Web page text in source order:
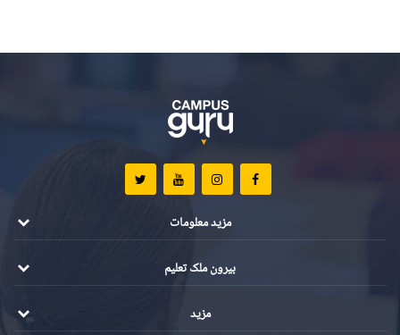
مزید معلومات
بیرون ملک تعلیم
مزید